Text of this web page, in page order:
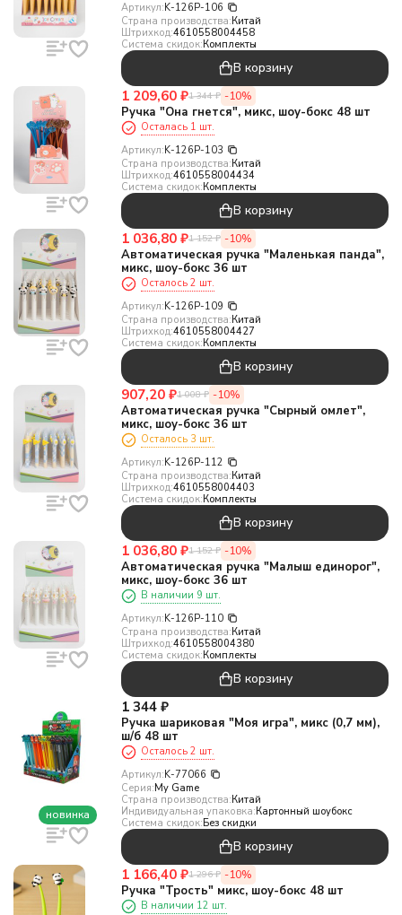
Артикул:K-126P-106
Страна производства:Китай
Штрихкод:4610558004458
Система скидок:Комплекты
В корзину
1 209,60 ₽1 344 ₽ -10%
Ручка "Она гнется", микс, шоу-бокс 48 шт
Осталась 1 шт.
Артикул:K-126P-103
Страна производства:Китай
Штрихкод:4610558004434
Система скидок:Комплекты
В корзину
1 036,80 ₽1 152 ₽ -10%
Автоматическая ручка "Маленькая панда",
микс, шоу-бокс 36 шт
Осталось 2 шт.
Артикул:K-126P-109
Страна производства:Китай
Штрихкод:4610558004427
Система скидок:Комплекты
В корзину
907,20 ₽1 008 ₽ -10%
Автоматическая ручка "Сырный омлет",
микс, шоу-бокс 36 шт
Осталось 3 шт.
Артикул:K-126P-112
Страна производства:Китай
Штрихкод:4610558004403
Система скидок:Комплекты
В корзину
1 036,80 ₽1 152 ₽ -10%
Автоматическая ручка "Малыш единорог",
микс, шоу-бокс 36 шт
В наличии 9 шт.
Артикул:K-126P-110
Страна производства:Китай
Штрихкод:4610558004380
Система скидок:Комплекты
В корзину
новинка
1 344 ₽
Ручка шариковая "Моя игра", микс (0,7 мм),
ш/б 48 шт
Осталось 2 шт.
Артикул:K-77066
Серия:My Game
Страна производства:Китай
Индивидуальная упаковка:Картонный шоубокс
Система скидок:Без скидки
В корзину
1 166,40 ₽1 296 ₽ -10%
Ручка "Трость" микс, шоу-бокс 48 шт
В наличии 12 шт.